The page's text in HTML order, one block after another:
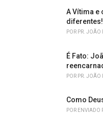
A Vítima e
diferentes!
POR PR. JOÃO
É Fato:
POR PR. JOÃO
Como
POR ENVIADO